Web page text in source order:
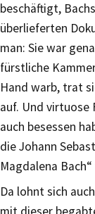
beschäftigt,
überlieferten
man: Sie war
fürstliche
Hand warb, trat
auf. Und virtuose
auch besessen
die Johann
Magdalena
Da lohnt sich